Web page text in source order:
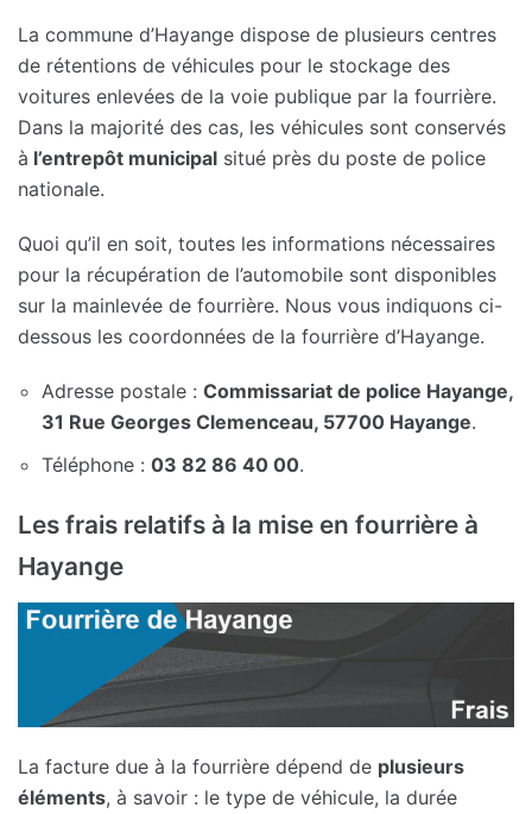
La commune d’Hayange dispose de plusieurs centres
de rétentions de véhicules pour le stockage des
voitures enlevées de la voie publique par la fourrière.
Dans la majorité des cas, les véhicules sont conservés
à l’entrepôt municipal situé près du poste de police
nationale.
Quoi qu’il en soit, toutes les informations nécessaires
pour la récupération de l’automobile sont disponibles
sur la mainlevée de fourrière. Nous vous indiquons ci-
dessous les coordonnées de la fourrière d’Hayange.
Adresse postale : Commissariat de police Hayange,
31 Rue Georges Clemenceau, 57700 Hayange.
Téléphone : 03 82 86 40 00.
Les frais relatifs à la mise en fourrière à
Hayange
La facture due à la fourrière dépend de plusieurs
éléments, à savoir : le type de véhicule, la durée